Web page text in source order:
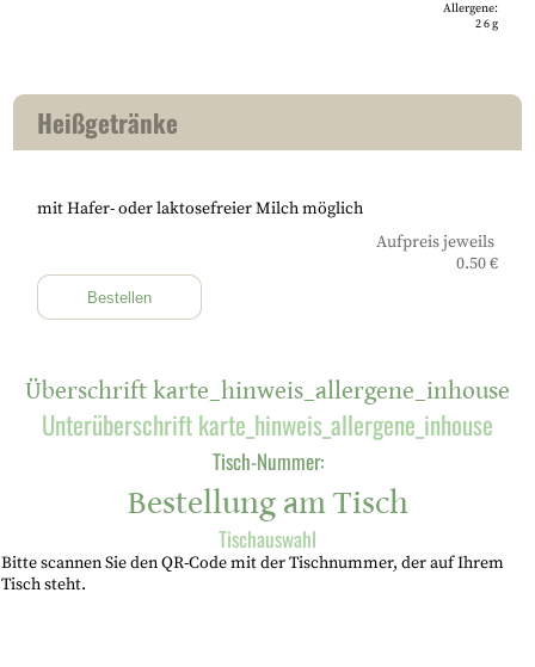
Allergene:
26g
Heißgetränke
mit Hafer- oder laktosefreier Milch möglich
Aufpreis jeweils
0.50 €
Bestellen
Überschrift karte_hinweis_allergene_inhouse
Unterüberschrift karte_hinweis_allergene_inhouse
Tisch-Nummer:
Bestellung am Tisch
Tischauswahl
Bitte scannen Sie den QR-Code mit der Tischnummer, der auf Ihrem
Tisch steht.